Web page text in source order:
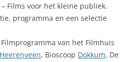
– Films voor het kleine publiek.
programma en een selectie
Filmprogramma van het Filmhuis
Heerenveen, Bioscoop Dokkum, De